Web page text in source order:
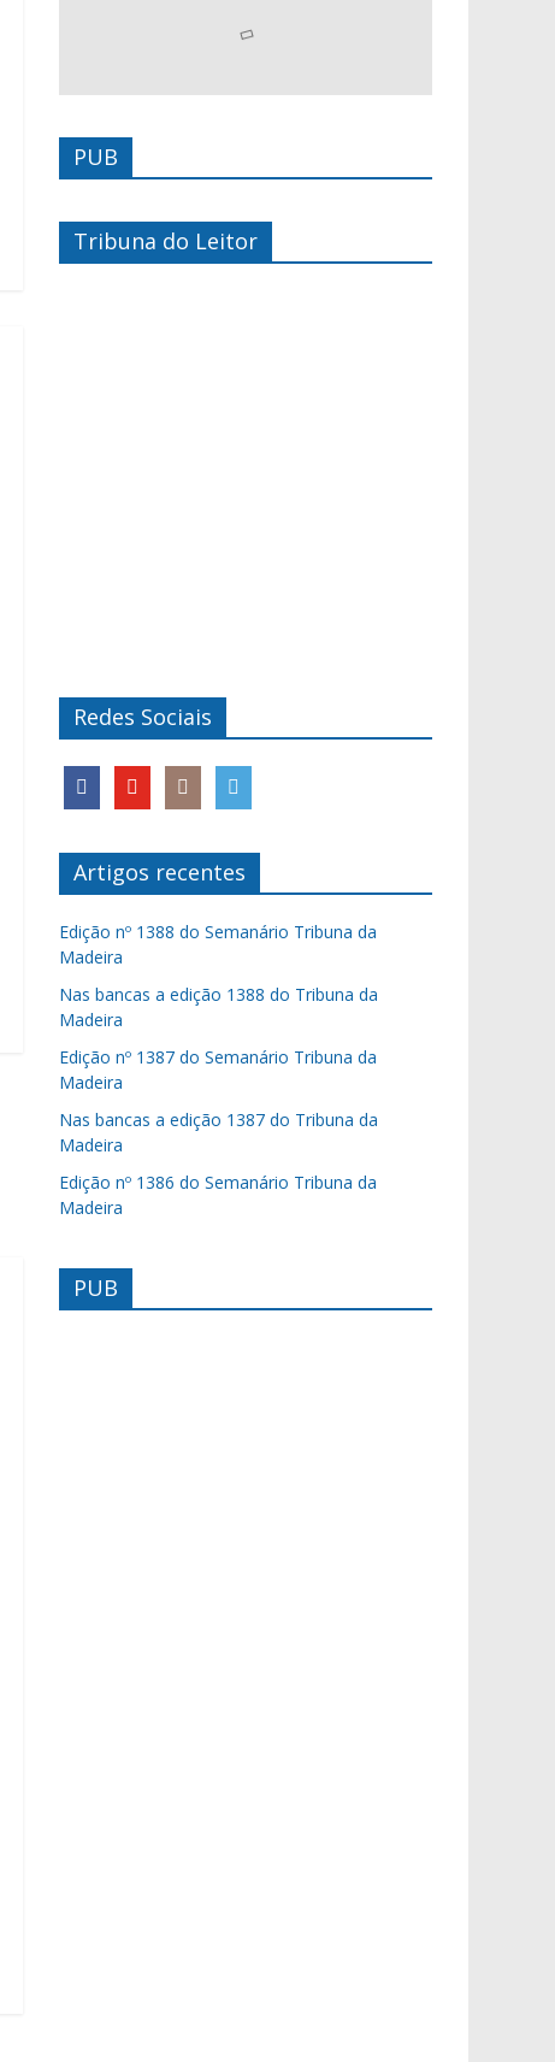
PUB
Tribuna do Leitor
Redes Sociais
Artigos recentes
Edição nº 1388 do Semanário Tribuna da
Madeira
Nas bancas a edição 1388 do Tribuna da
Madeira
Edição nº 1387 do Semanário Tribuna da
Madeira
Nas bancas a edição 1387 do Tribuna da
Madeira
Edição nº 1386 do Semanário Tribuna da
Madeira
PUB